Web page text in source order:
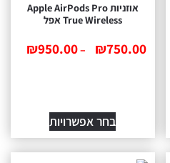
אוזניות Apple AirPods Pro
True Wireless אפל
₪750.00
–
₪950.00
בחר אפשרויות